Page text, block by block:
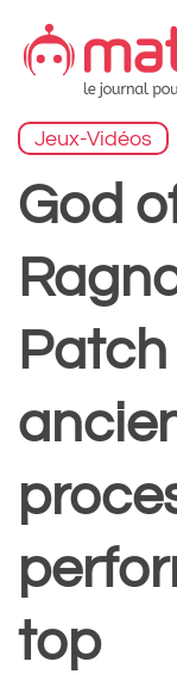
contenu
Jeux-Vidéos
God
top